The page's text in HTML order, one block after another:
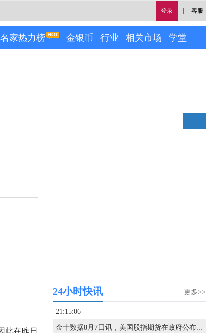
登录 客服
名家热力榜 金银币 行业 相关市场 学堂
此在昨日
更多>>
24小时快讯
21:15:06
金十数据8月7日讯，美国股指期货在政府公布上月雇主意外裁减2.3万个就业岗位后继续走高。债券收益率则大幅下滑。疲软的就业市场可能意味着对通胀的上行压力减弱。10年期美国国债收益率从政府发布报告前的4.67%跌至4.60%附近。当前，尽管市场仍受到战争担忧以及人工智能投资可能形成泡沫的影响，但整体强劲的企业利润表现缓解了华尔街对股价估值过高的担忧。